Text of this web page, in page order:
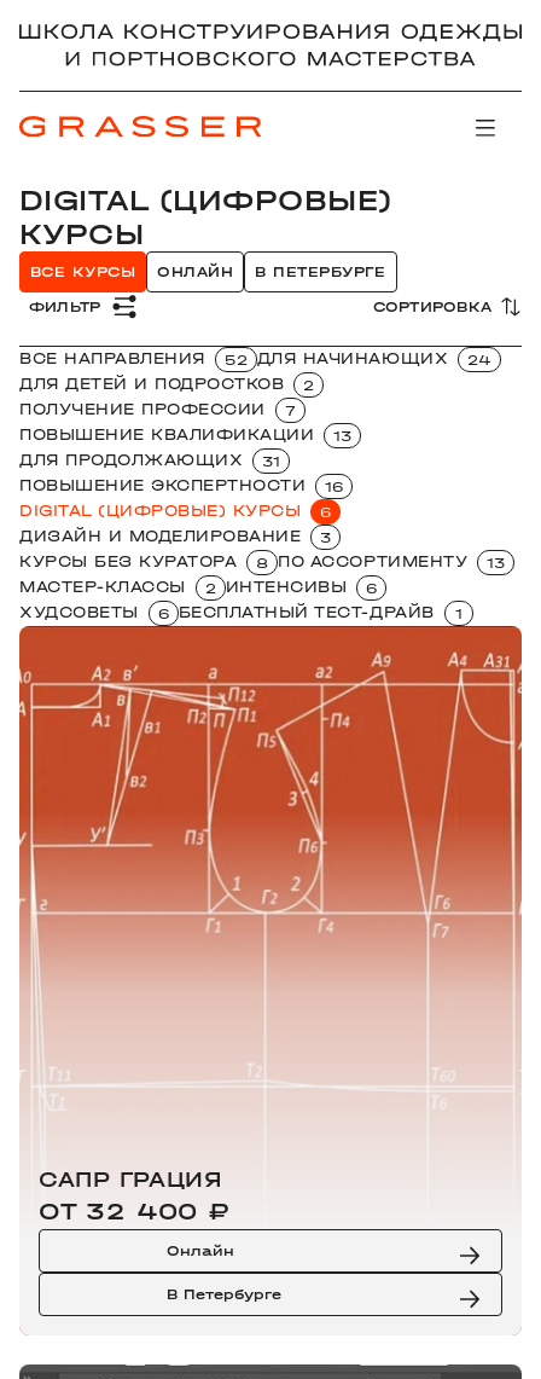
DIGITAL (ЦИФРОВЫЕ)
КУРСЫ
ВСЕ КУРСЫ ОНЛАЙН В ПЕТЕРБУРГЕ
ФИЛЬТР СОРТИРОВКА
ВСЕ НАПРАВЛЕНИЯ 52 ДЛЯ НАЧИНАЮЩИХ 24
ДЛЯ ДЕТЕЙ И ПОДРОСТКОВ 2
ПОЛУЧЕНИЕ ПРОФЕССИИ 7
ПОВЫШЕНИЕ КВАЛИФИКАЦИИ 13
ДЛЯ ПРОДОЛЖАЮЩИХ 31
ПОВЫШЕНИЕ ЭКСПЕРТНОСТИ 16
DIGITAL (ЦИФРОВЫЕ) КУРСЫ 6
ДИЗАЙН И МОДЕЛИРОВАНИЕ 3
КУРСЫ БЕЗ КУРАТОРА 8 ПО АССОРТИМЕНТУ 13
МАСТЕР-КЛАССЫ 2 ИНТЕНСИВЫ 6
ХУДСОВЕТЫ 6 БЕСПЛАТНЫЙ ТЕСТ-ДРАЙВ 1
САПР ГРАЦИЯ
ОТ 32 400 ₽
Онлайн
В Петербурге